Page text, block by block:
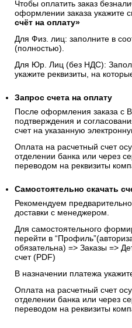
Чтобы оплатить заказ
оформлении заказа укажите
счёт на оплату»
Для Физ. лиц: заполните в
(полностью).
Для Юр. Лиц (без НДС):
укажите реквизиты, на
Запрос счета на оплату
После оформления заказа с
подтверждения и
счет на указанную
Оплата на расчетный счет
отделении банка или через
переводом на реквизиты
Самостоятельно скачать
Рекомендуем
доставки с менеджером.
Для самостоятельного
перейти в
обязательна) => Заказы =>
счет (PDF)
В назначении платежа
Оплата на расчетный счет
отделении банка или через
переводом на реквизиты